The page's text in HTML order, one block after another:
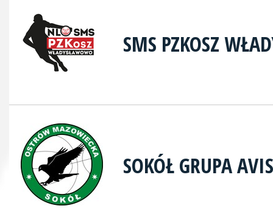
SMS PZKOSZ
SOKÓŁ GRUPA